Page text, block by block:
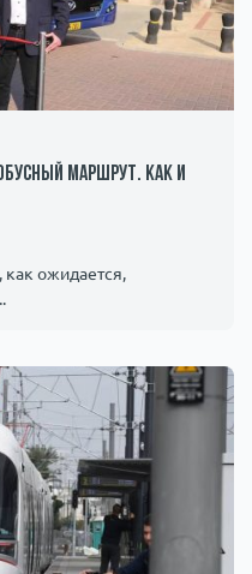
маршрут. Как и
ожидается,